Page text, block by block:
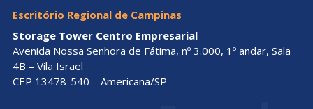
Escritório Regional de Campinas
Storage Tower Centro Empresarial
Avenida Nossa Senhora de Fátima, nº 3.000, 1º andar, Sala
4B – Vila Israel
CEP 13478-540 – Americana/SP